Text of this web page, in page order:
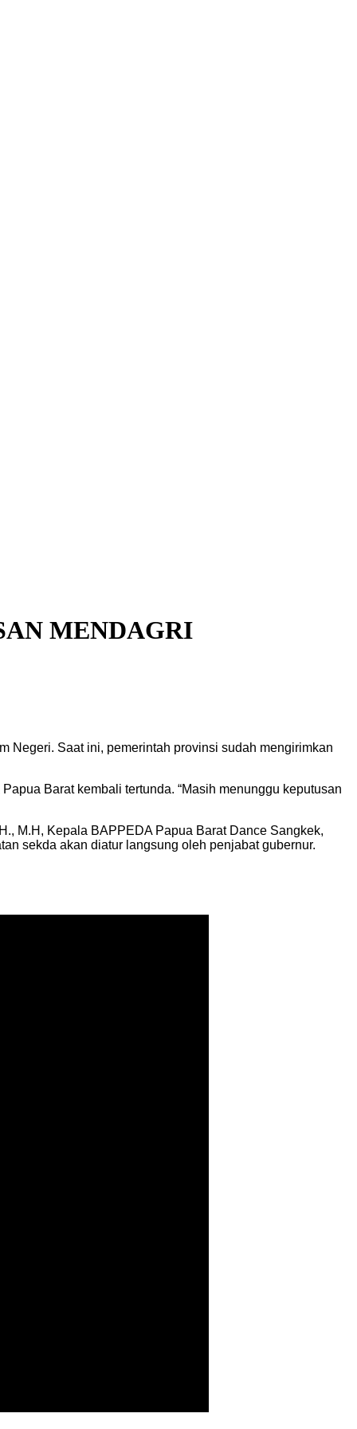
MENDAGRI
Negeri. Saat ini, pemerintah provinsi sudah mengirimkan
Barat kembali tertunda. “Masih menunggu keputusan
M.H, Kepala BAPPEDA Papua Barat Dance Sangkek,
sekda akan diatur langsung oleh penjabat gubernur.